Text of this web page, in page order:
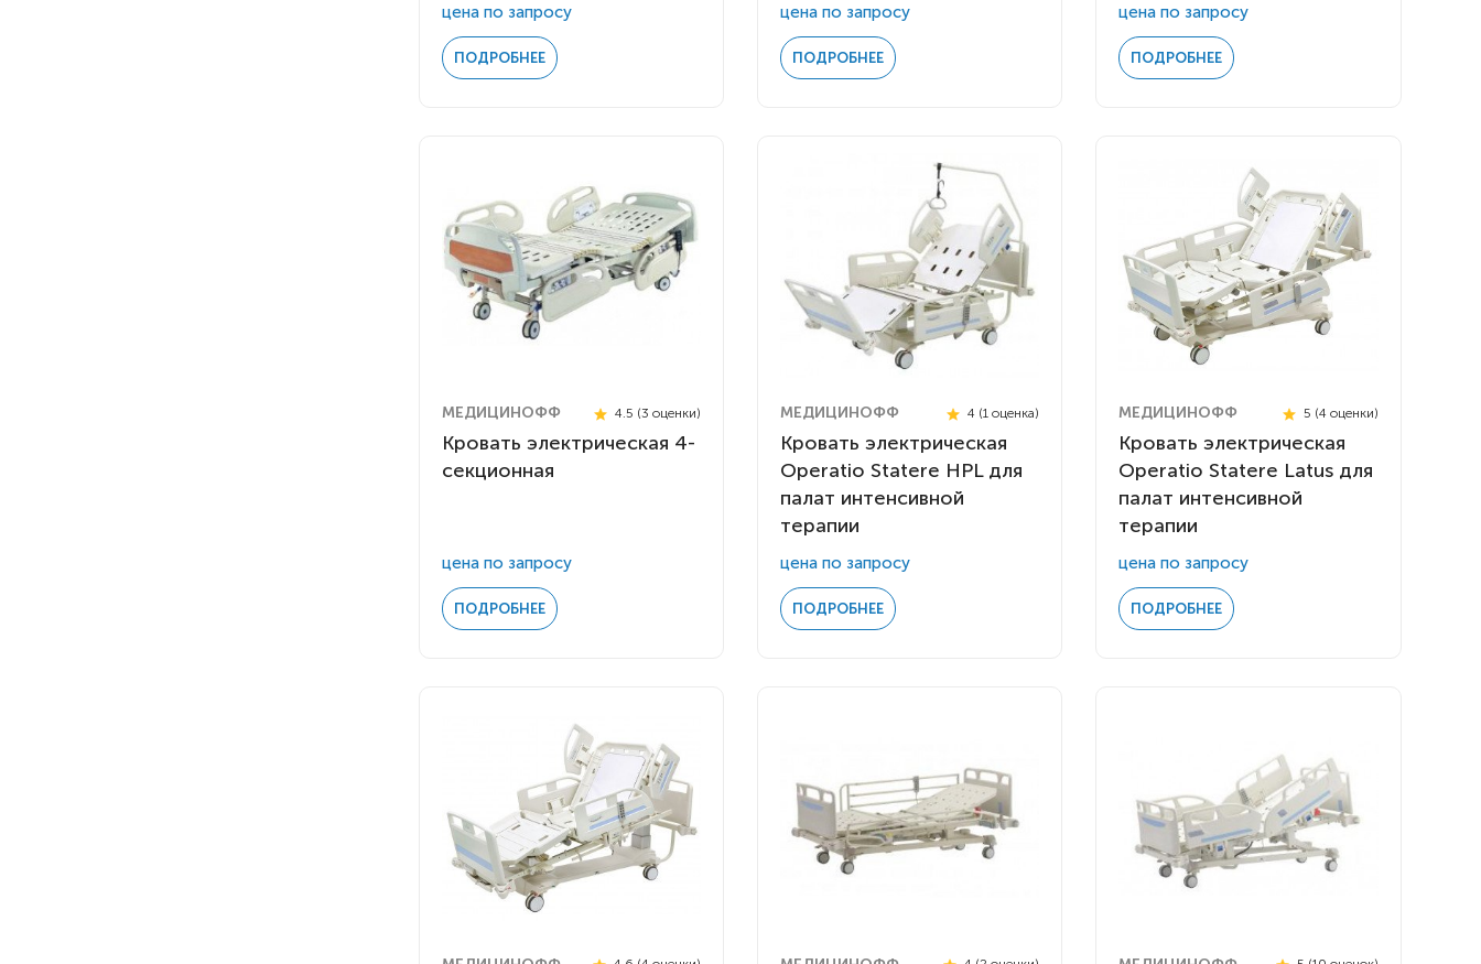
цена по запросу
ПОДРОБНЕЕ
цена по запросу
ПОДРОБНЕЕ
цена по запросу
ПОДРОБНЕЕ
МЕДИЦИНОФФ 4.5 (3 оценки)
Кровать электрическая 4-
секционная
цена по запросу
ПОДРОБНЕЕ
МЕДИЦИНОФФ 4 (1 оценка)
Кровать электрическая
Operatio Statere HPL для
палат интенсивной
терапии
цена по запросу
ПОДРОБНЕЕ
МЕДИЦИНОФФ 5 (4 оценки)
Кровать электрическая
Operatio Statere Latus для
палат интенсивной
терапии
цена по запросу
ПОДРОБНЕЕ